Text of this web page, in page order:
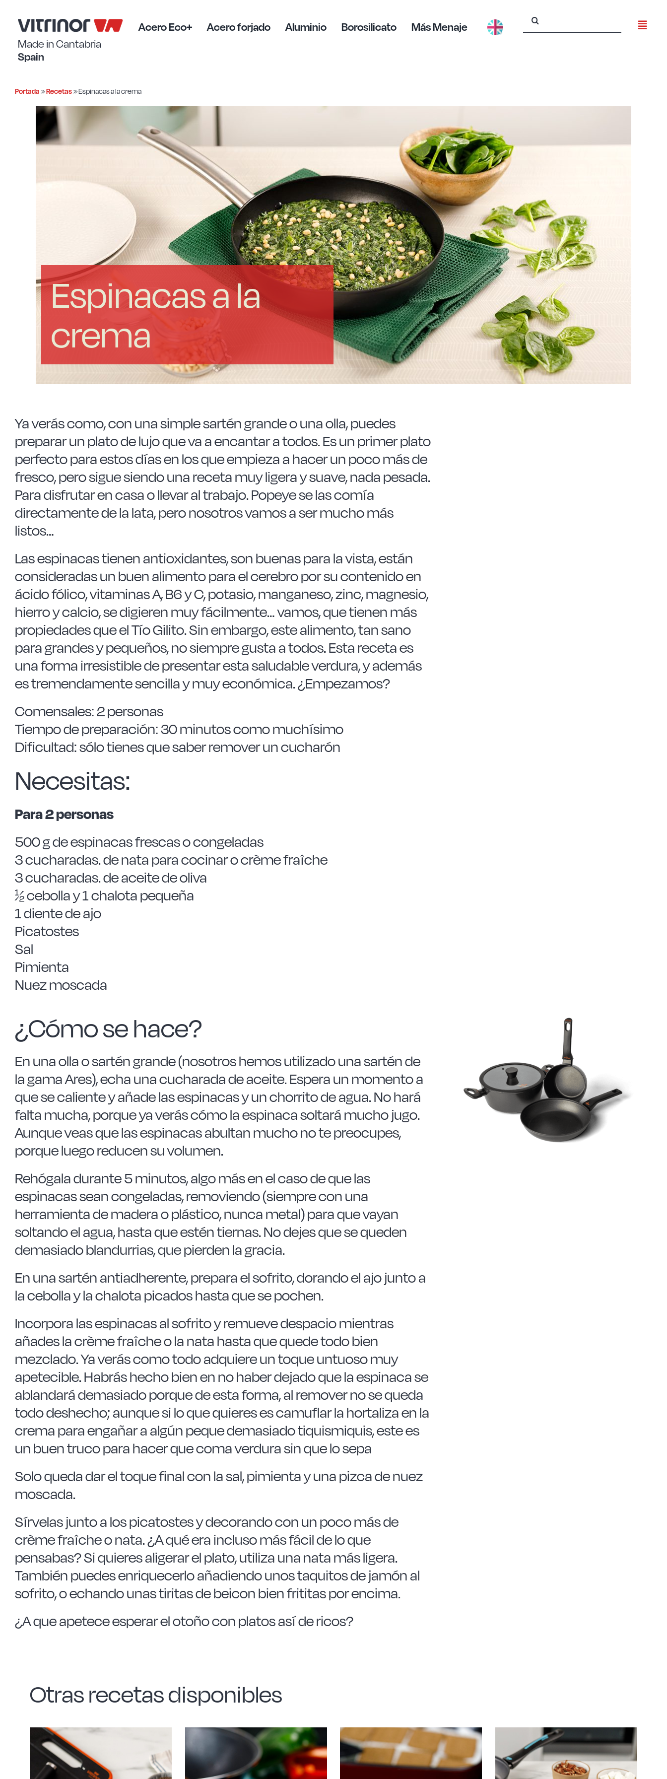
contenido
Made in Cantabria
Spain
Acero Eco+ Acero forjado Aluminio Borosilicato Más Menaje
Portada»Recetas»Espinacas a la crema
Espinacas a la
crema
Ya verás como, con una simple sartén grande o una olla, puedes
preparar un plato de lujo que va a encantar a todos. Es un primer plato
perfecto para estos días en los que empieza a hacer un poco más de
fresco, pero sigue siendo una receta muy ligera y suave, nada pesada.
Para disfrutar en casa o llevar al trabajo. Popeye se las comía
directamente de la lata, pero nosotros vamos a ser mucho más
listos…
Las espinacas tienen antioxidantes, son buenas para la vista, están
consideradas un buen alimento para el cerebro por su contenido en
ácido fólico, vitaminas A, B6 y C, potasio, manganeso, zinc, magnesio,
hierro y calcio, se digieren muy fácilmente… vamos, que tienen más
propiedades que el Tío Gilito. Sin embargo, este alimento, tan sano
para grandes y pequeños, no siempre gusta a todos. Esta receta es
una forma irresistible de presentar esta saludable verdura, y además
es tremendamente sencilla y muy económica. ¿Empezamos?
Comensales: 2 personas
Tiempo de preparación: 30 minutos como muchísimo
Dificultad: sólo tienes que saber remover un cucharón
Necesitas:
Para 2 personas
500 g de espinacas frescas o congeladas
3 cucharadas. de nata para cocinar o crème fraîche
3 cucharadas. de aceite de oliva
½ cebolla y 1 chalota pequeña
1 diente de ajo
Picatostes
Sal
Pimienta
Nuez moscada
¿Cómo se hace?
En una olla o sartén grande (nosotros hemos utilizado una sartén de
la gama Ares), echa una cucharada de aceite. Espera un momento a
que se caliente y añade las espinacas y un chorrito de agua. No hará
falta mucha, porque ya verás cómo la espinaca soltará mucho jugo.
Aunque veas que las espinacas abultan mucho no te preocupes,
porque luego reducen su volumen.
Rehógala durante 5 minutos, algo más en el caso de que las
espinacas sean congeladas, removiendo (siempre con una
herramienta de madera o plástico, nunca metal) para que vayan
soltando el agua, hasta que estén tiernas. No dejes que se queden
demasiado blandurrias, que pierden la gracia.
En una sartén antiadherente, prepara el sofrito, dorando el ajo junto a
la cebolla y la chalota picados hasta que se pochen.
Incorpora las espinacas al sofrito y remueve despacio mientras
añades la crème fraîche o la nata hasta que quede todo bien
mezclado. Ya verás como todo adquiere un toque untuoso muy
apetecible. Habrás hecho bien en no haber dejado que la espinaca se
ablandará demasiado porque de esta forma, al remover no se queda
todo deshecho; aunque si lo que quieres es camuflar la hortaliza en la
crema para engañar a algún peque demasiado tiquismiquis, este es
un buen truco para hacer que coma verdura sin que lo sepa
Solo queda dar el toque final con la sal, pimienta y una pizca de nuez
moscada.
Sírvelas junto a los picatostes y decorando con un poco más de
crème fraîche o nata. ¿A qué era incluso más fácil de lo que
pensabas? Si quieres aligerar el plato, utiliza una nata más ligera.
También puedes enriquecerlo añadiendo unos taquitos de jamón al
sofrito, o echando unas tiritas de beicon bien frititas por encima.
¿A que apetece esperar el otoño con platos así de ricos?
Otras recetas disponibles